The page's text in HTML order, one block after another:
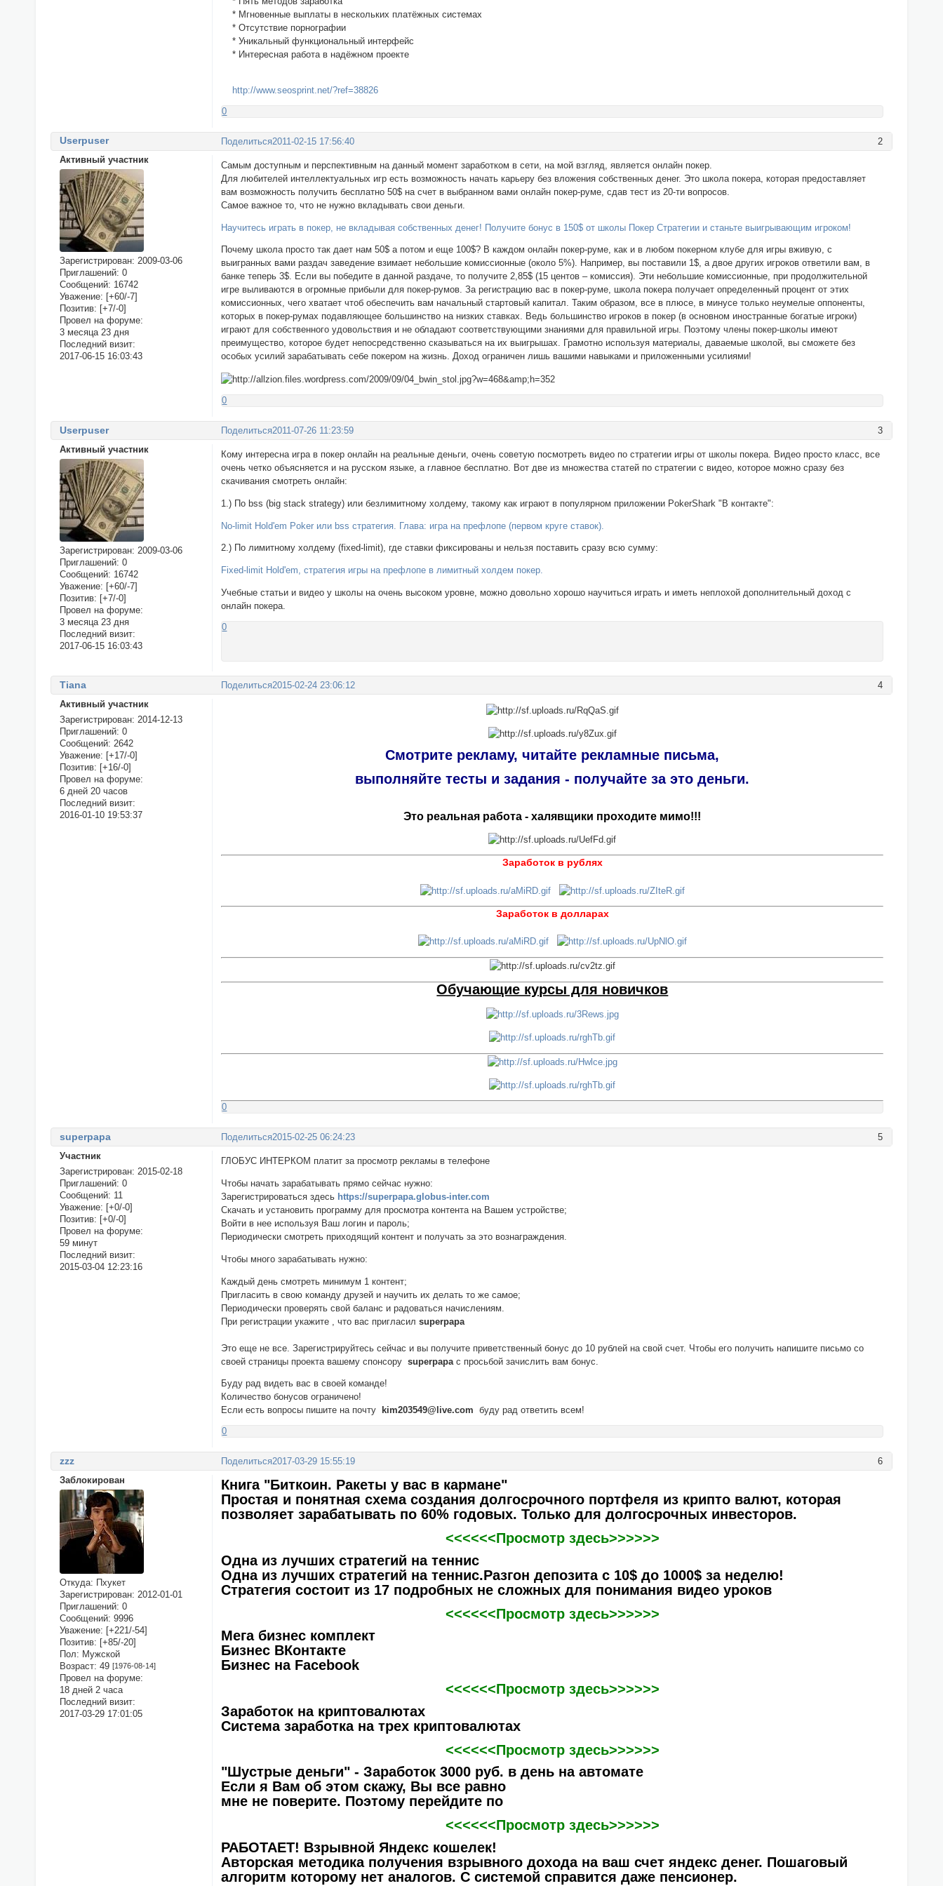
* Мгновенные выплаты в нескольких платёжных системах
* Отсутствие порнографии
* Уникальный функциональный интерфейс
* Интересная работа в надёжном проекте
http://www.seosprint.net/?ref=38826
0
Поделиться 2
2011-02-15 17:56:40
Userpuser
Активный участник
Зарегистрирован: 2009-03-06
Приглашений: 0
Сообщений: 16742
Уважение: [+60/-7]
Позитив: [+7/-0]
Провел на форуме:
3 месяца 23 дня
Последний визит:
2017-06-15 16:03:43
Самым доступным и перспективным на данный момент заработком в сети, на мой взгляд, является онлайн покер.
Для любителей интеллектуальных игр есть возможность начать карьеру без вложения собственных денег. Это школа покера, которая предоставляет
вам возможность получить бесплатно 50$ на счет в выбранном вами онлайн покер-руме, сдав тест из 20-ти вопросов.
Самое важное то, что не нужно вкладывать свои деньги.
Научитесь играть в покер, не вкладывая собственных денег! Получите бонус в 150$ от школы Покер Стратегии и станьте выигрывающим игроком!
Почему школа просто так дает нам 50$ а потом и еще 100$? В каждом онлайн покер-руме, как и в любом покерном клубе для игры вживую, с
выигранных вами раздач заведение взимает небольшие комиссионные (около 5%). Например, вы поставили 1$, а двое других игроков ответили вам, в
банке теперь 3$. Если вы победите в данной раздаче, то получите 2,85$ (15 центов – комиссия). Эти небольшие комиссионные, при продолжительной
игре выливаются в огромные прибыли для покер-румов. За регистрацию вас в покер-руме, школа покера получает определенный процент от этих
комиссионных, чего хватает чтоб обеспечить вам начальный стартовый капитал. Таким образом, все в плюсе, в минусе только неумелые оппоненты,
которых в покер-румах подавляющее большинство на низких ставках. Ведь большинство игроков в покер (в основном иностранные богатые игроки)
играют для собственного удовольствия и не обладают соответствующими знаниями для правильной игры. Поэтому члены покер-школы имеют
преимущество, которое будет непосредственно сказываться на их выигрышах. Грамотно используя материалы, даваемые школой, вы сможете без
особых усилий зарабатывать себе покером на жизнь. Доход ограничен лишь вашими навыками и приложенными усилиями!
0
Поделиться 3
2011-07-26 11:23:59
Userpuser
Активный участник
Зарегистрирован: 2009-03-06
Приглашений: 0
Сообщений: 16742
Уважение: [+60/-7]
Позитив: [+7/-0]
Провел на форуме:
3 месяца 23 дня
Последний визит:
2017-06-15 16:03:43
Кому интересна игра в покер онлайн на реальные деньги, очень советую посмотреть видео по стратегии игры от школы покера. Видео просто класс, все
очень четко объясняется и на русском языке, а главное бесплатно. Вот две из множества статей по стратегии с видео, которое можно сразу без
скачивания смотреть онлайн:
1.) По bss (big stack strategy) или безлимитному холдему, такому как играют в популярном приложении PokerShark "В контакте":
No-limit Hold'em Poker или bss стратегия. Глава: игра на префлопе (первом круге ставок).
2.) По лимитному холдему (fixed-limit), где ставки фиксированы и нельзя поставить сразу всю сумму:
Fixed-limit Hold'em, стратегия игры на префлопе в лимитный холдем покер.
Учебные статьи и видео у школы на очень высоком уровне, можно довольно хорошо научиться играть и иметь неплохой дополнительный доход с
онлайн покера.
0
Поделиться 4
2015-02-24 23:06:12
Tiana
Активный участник
Зарегистрирован: 2014-12-13
Приглашений: 0
Сообщений: 2642
Уважение: [+17/-0]
Позитив: [+16/-0]
Провел на форуме:
6 дней 20 часов
Последний визит:
2016-01-10 19:53:37
Смотрите рекламу, читайте рекламные письма,
выполняйте тесты и задания - получайте за это деньги.
Это реальная работа - халявщики проходите мимо!!!
Заработок в рублях
Заработок в долларах
Обучающие курсы для новичков
0
Поделиться 5
2015-02-25 06:24:23
superpapa
Участник
Зарегистрирован: 2015-02-18
Приглашений: 0
Сообщений: 11
Уважение: [+0/-0]
Позитив: [+0/-0]
Провел на форуме:
59 минут
Последний визит:
2015-03-04 12:23:16
ГЛОБУС ИНТЕРКОМ платит за просмотр рекламы в телефоне
Чтобы начать зарабатывать прямо сейчас нужно:
Зарегистрироваться здесь https://superpapa.globus-inter.com
Скачать и установить программу для просмотра контента на Вашем устройстве;
Войти в нее используя Ваш логин и пароль;
Периодически смотреть приходящий контент и получать за это вознаграждения.
Чтобы много зарабатывать нужно:
Каждый день смотреть минимум 1 контент;
Пригласить в свою команду друзей и научить их делать то же самое;
Периодически проверять свой баланс и радоваться начислениям.
При регистрации укажите , что вас пригласилsuperpapa
Это еще не все. Зарегистрируйтесь сейчас и вы получите приветственный бонус до 10 рублей на свой счет. Чтобы его получить напишите письмо со
своей страницы проекта вашему спонсоруsuperpapa с просьбой зачислить вам бонус.
Буду рад видеть вас в своей команде!
Количество бонусов ограничено!
Если есть вопросы пишите на почту
kim203549@live.com буду рад ответить всем!
0
Поделиться 6
2017-03-29 15:55:19
zzz
Заблокирован
Откуда: Пхукет
Зарегистрирован: 2012-01-01
Приглашений: 0
Сообщений: 9996
Уважение: [+221/-54]
Позитив: [+85/-20]
Пол: Мужской
Возраст: 49 [1976-08-14]
Провел на форуме:
18 дней 2 часа
Последний визит:
2017-03-29 17:01:05
Книга "Биткоин. Ракеты у вас в кармане"
Простая и понятная схема создания долгосрочного портфеля из крипто валют, которая
позволяет зарабатывать по 60% годовых. Только для долгосрочных инвесторов.
<<<<<<Просмотр здесь>>>>>>
Одна из лучших стратегий на теннис
Одна из лучших стратегий на теннис.Разгон депозита с 10$ до 1000$ за неделю!
Стратегия состоит из 17 подробных не сложных для понимания видео уроков
<<<<<<Просмотр здесь>>>>>>
Мега бизнес комплект
Бизнес ВКонтакте
Бизнес на Facebook
<<<<<<Просмотр здесь>>>>>>
Заработок на криптовалютах
Система заработка на трех криптовалютах
<<<<<<Просмотр здесь>>>>>>
"Шустрые деньги" - Заработок 3000 руб. в день на автомате
Если я Вам об этом скажу, Вы все равно
мне не поверите. Поэтому перейдите по
<<<<<<Просмотр здесь>>>>>>
РАБОТАЕТ! Взрывной Яндекс кошелек!
Авторская методика получения взрывного дохода на ваш счет яндекс денег. Пошаговый
алгоритм которому нет аналогов. С системой справится даже пенсионер.